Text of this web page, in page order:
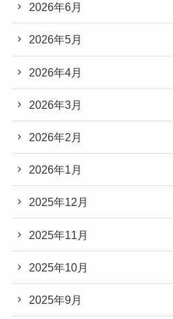
2026年6月
2026年5月
2026年4月
2026年3月
2026年2月
2026年1月
2025年12月
2025年11月
2025年10月
2025年9月